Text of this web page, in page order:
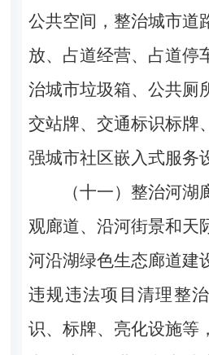
公共空间，整治城市道
放、占道经营、占道停
治城市垃圾箱、公共厕
交站牌、交通标识标牌
强城市社区嵌入式服务
（十一）整治河
观廊道、沿河街景和天
河沿湖绿色生态廊道建
违规违法项目清理整
识、标牌、亮化设施等